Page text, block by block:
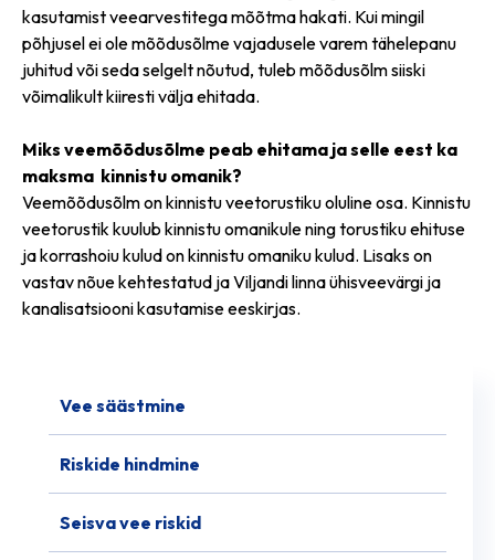
Vee säästmine
Riskide hindmine
Seisva vee riskid
kasutamist veearvestitega mõõtma hakati. Kui mingil
põhjusel ei ole mõõdusõlme vajadusele varem tähelepanu
juhitud või seda selgelt nõutud, tuleb mõõdusõlm siiski
võimalikult kiiresti välja ehitada.
Miks veemõõdusõlme peab ehitama ja selle eest ka
maksma kinnistu omanik?
Veemõõdusõlm on kinnistu veetorustiku oluline osa. Kinnistu
veetorustik kuulub kinnistu omanikule ning torustiku ehituse
ja korrashoiu kulud on kinnistu omaniku kulud. Lisaks on
vastav nõue kehtestatud ja Viljandi linna ühisveevärgi ja
kanalisatsiooni kasutamise eeskirjas.